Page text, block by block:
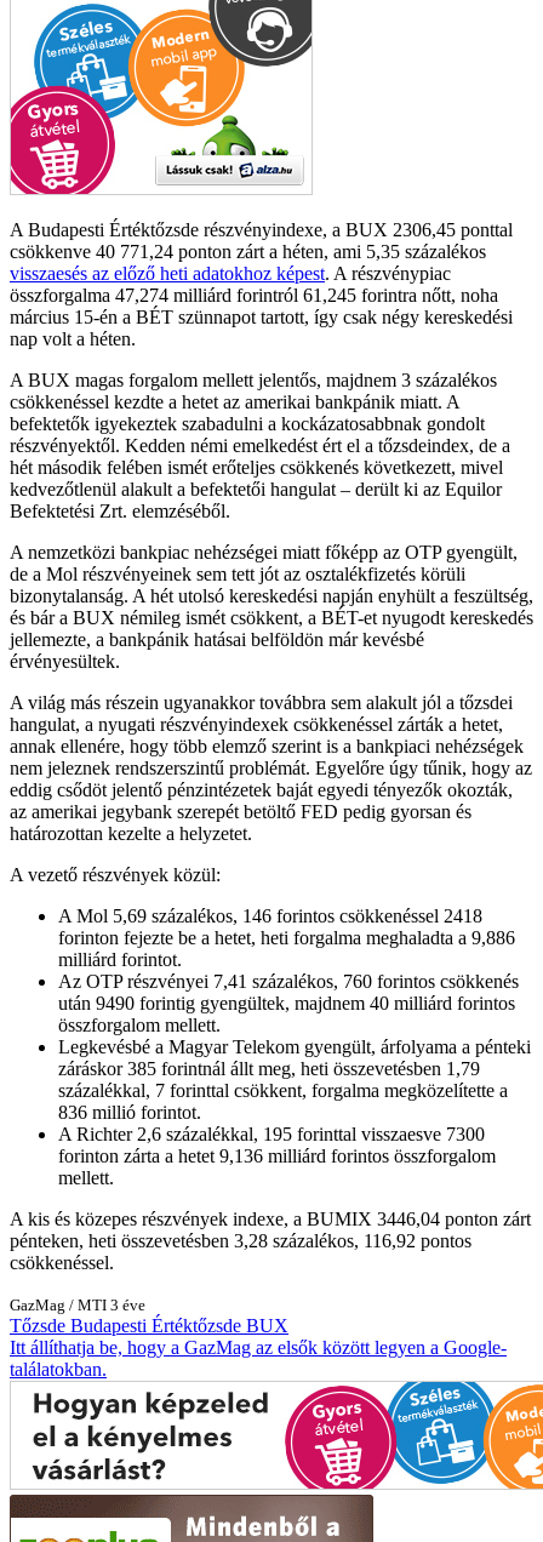
A Budapesti Értéktőzsde részvényindexe, a BUX 2306,45 ponttal
csökkenve 40 771,24 ponton zárt a héten, ami 5,35 százalékos
visszaesés az előző heti adatokhoz képest. A részvénypiac
összforgalma 47,274 milliárd forintról 61,245 forintra nőtt, noha
március 15-én a BÉT szünnapot tartott, így csak négy kereskedési
nap volt a héten.
A BUX magas forgalom mellett jelentős, majdnem 3 százalékos
csökkenéssel kezdte a hetet az amerikai bankpánik miatt. A
befektetők igyekeztek szabadulni a kockázatosabbnak gondolt
részvényektől. Kedden némi emelkedést ért el a tőzsdeindex, de a
hét második felében ismét erőteljes csökkenés következett, mivel
kedvezőtlenül alakult a befektetői hangulat – derült ki az Equilor
Befektetési Zrt. elemzéséből.
A nemzetközi bankpiac nehézségei miatt főképp az OTP gyengült,
de a Mol részvényeinek sem tett jót az osztalékfizetés körüli
bizonytalanság. A hét utolsó kereskedési napján enyhült a feszültség,
és bár a BUX némileg ismét csökkent, a BÉT-et nyugodt kereskedés
jellemezte, a bankpánik hatásai belföldön már kevésbé
érvényesültek.
A világ más részein ugyanakkor továbbra sem alakult jól a tőzsdei
hangulat, a nyugati részvényindexek csökkenéssel zárták a hetet,
annak ellenére, hogy több elemző szerint is a bankpiaci nehézségek
nem jeleznek rendszerszintű problémát. Egyelőre úgy tűnik, hogy az
eddig csődöt jelentő pénzintézetek baját egyedi tényezők okozták,
az amerikai jegybank szerepét betöltő FED pedig gyorsan és
határozottan kezelte a helyzetet.
A vezető részvények közül:
A Mol 5,69 százalékos, 146 forintos csökkenéssel 2418
forinton fejezte be a hetet, heti forgalma meghaladta a 9,886
milliárd forintot.
Az OTP részvényei 7,41 százalékos, 760 forintos csökkenés
után 9490 forintig gyengültek, majdnem 40 milliárd forintos
összforgalom mellett.
Legkevésbé a Magyar Telekom gyengült, árfolyama a pénteki
záráskor 385 forintnál állt meg, heti összevetésben 1,79
százalékkal, 7 forinttal csökkent, forgalma megközelítette a
836 millió forintot.
A Richter 2,6 százalékkal, 195 forinttal visszaesve 7300
forinton zárta a hetet 9,136 milliárd forintos összforgalom
mellett.
A kis és közepes részvények indexe, a BUMIX 3446,04 ponton zárt
pénteken, heti összevetésben 3,28 százalékos, 116,92 pontos
csökkenéssel.
GazMag / MTI 3 éve
Tőzsde Budapesti Értéktőzsde BUX
Itt állíthatja be, hogy a GazMag az elsők között legyen a Google-
találatokban.